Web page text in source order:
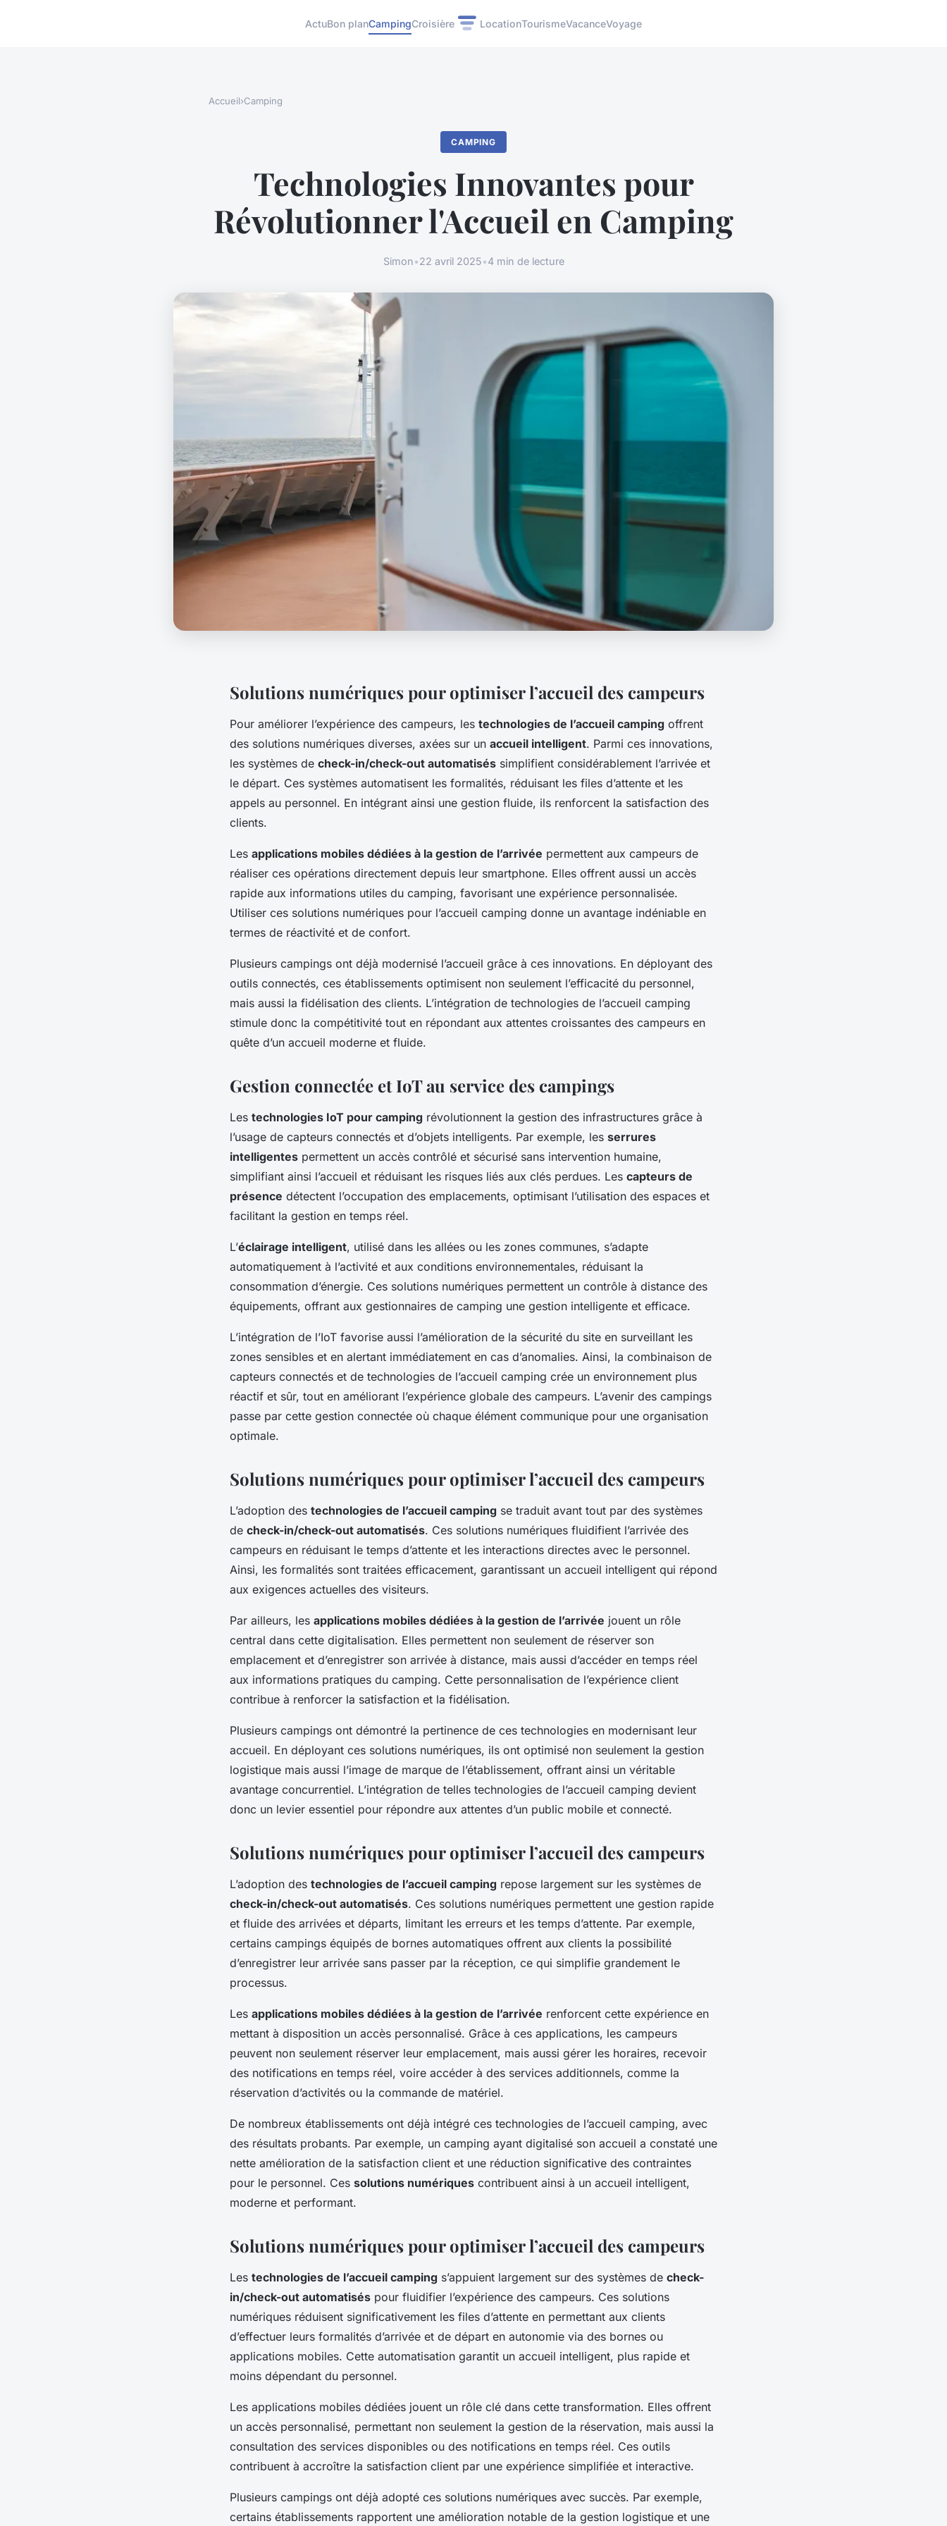
ActuBon planCampingCroisière LocationTourismeVacanceVoyage
Accueil›Camping
CAMPING
Technologies Innovantes pour
Révolutionner l'Accueil en Camping
Simon•22 avril 2025•4 min de lecture
Solutions numériques pour optimiser l’accueil des campeurs
Pour améliorer l’expérience des campeurs, les technologies de l’accueil camping offrent
des solutions numériques diverses, axées sur un accueil intelligent. Parmi ces innovations,
les systèmes de check-in/check-out automatisés simplifient considérablement l’arrivée et
le départ. Ces systèmes automatisent les formalités, réduisant les files d’attente et les
appels au personnel. En intégrant ainsi une gestion fluide, ils renforcent la satisfaction des
clients.
Les applications mobiles dédiées à la gestion de l’arrivée permettent aux campeurs de
réaliser ces opérations directement depuis leur smartphone. Elles offrent aussi un accès
rapide aux informations utiles du camping, favorisant une expérience personnalisée.
Utiliser ces solutions numériques pour l’accueil camping donne un avantage indéniable en
termes de réactivité et de confort.
Plusieurs campings ont déjà modernisé l’accueil grâce à ces innovations. En déployant des
outils connectés, ces établissements optimisent non seulement l’efficacité du personnel,
mais aussi la fidélisation des clients. L’intégration de technologies de l’accueil camping
stimule donc la compétitivité tout en répondant aux attentes croissantes des campeurs en
quête d’un accueil moderne et fluide.
Gestion connectée et IoT au service des campings
Les technologies IoT pour camping révolutionnent la gestion des infrastructures grâce à
l’usage de capteurs connectés et d’objets intelligents. Par exemple, les serrures
intelligentes permettent un accès contrôlé et sécurisé sans intervention humaine,
simplifiant ainsi l’accueil et réduisant les risques liés aux clés perdues. Les capteurs de
présence détectent l’occupation des emplacements, optimisant l’utilisation des espaces et
facilitant la gestion en temps réel.
L’éclairage intelligent, utilisé dans les allées ou les zones communes, s’adapte
automatiquement à l’activité et aux conditions environnementales, réduisant la
consommation d’énergie. Ces solutions numériques permettent un contrôle à distance des
équipements, offrant aux gestionnaires de camping une gestion intelligente et efficace.
L’intégration de l’IoT favorise aussi l’amélioration de la sécurité du site en surveillant les
zones sensibles et en alertant immédiatement en cas d’anomalies. Ainsi, la combinaison de
capteurs connectés et de technologies de l’accueil camping crée un environnement plus
réactif et sûr, tout en améliorant l’expérience globale des campeurs. L’avenir des campings
passe par cette gestion connectée où chaque élément communique pour une organisation
optimale.
Solutions numériques pour optimiser l’accueil des campeurs
L’adoption des technologies de l’accueil camping se traduit avant tout par des systèmes
de check-in/check-out automatisés. Ces solutions numériques fluidifient l’arrivée des
campeurs en réduisant le temps d’attente et les interactions directes avec le personnel.
Ainsi, les formalités sont traitées efficacement, garantissant un accueil intelligent qui répond
aux exigences actuelles des visiteurs.
Par ailleurs, les applications mobiles dédiées à la gestion de l’arrivée jouent un rôle
central dans cette digitalisation. Elles permettent non seulement de réserver son
emplacement et d’enregistrer son arrivée à distance, mais aussi d’accéder en temps réel
aux informations pratiques du camping. Cette personnalisation de l’expérience client
contribue à renforcer la satisfaction et la fidélisation.
Plusieurs campings ont démontré la pertinence de ces technologies en modernisant leur
accueil. En déployant ces solutions numériques, ils ont optimisé non seulement la gestion
logistique mais aussi l’image de marque de l’établissement, offrant ainsi un véritable
avantage concurrentiel. L’intégration de telles technologies de l’accueil camping devient
donc un levier essentiel pour répondre aux attentes d’un public mobile et connecté.
Solutions numériques pour optimiser l’accueil des campeurs
L’adoption des technologies de l’accueil camping repose largement sur les systèmes de
check-in/check-out automatisés. Ces solutions numériques permettent une gestion rapide
et fluide des arrivées et départs, limitant les erreurs et les temps d’attente. Par exemple,
certains campings équipés de bornes automatiques offrent aux clients la possibilité
d’enregistrer leur arrivée sans passer par la réception, ce qui simplifie grandement le
processus.
Les applications mobiles dédiées à la gestion de l’arrivée renforcent cette expérience en
mettant à disposition un accès personnalisé. Grâce à ces applications, les campeurs
peuvent non seulement réserver leur emplacement, mais aussi gérer les horaires, recevoir
des notifications en temps réel, voire accéder à des services additionnels, comme la
réservation d’activités ou la commande de matériel.
De nombreux établissements ont déjà intégré ces technologies de l’accueil camping, avec
des résultats probants. Par exemple, un camping ayant digitalisé son accueil a constaté une
nette amélioration de la satisfaction client et une réduction significative des contraintes
pour le personnel. Ces solutions numériques contribuent ainsi à un accueil intelligent,
moderne et performant.
Solutions numériques pour optimiser l’accueil des campeurs
Les technologies de l’accueil camping s’appuient largement sur des systèmes de check-
in/check-out automatisés pour fluidifier l’expérience des campeurs. Ces solutions
numériques réduisent significativement les files d’attente en permettant aux clients
d’effectuer leurs formalités d’arrivée et de départ en autonomie via des bornes ou
applications mobiles. Cette automatisation garantit un accueil intelligent, plus rapide et
moins dépendant du personnel.
Les applications mobiles dédiées jouent un rôle clé dans cette transformation. Elles offrent
un accès personnalisé, permettant non seulement la gestion de la réservation, mais aussi la
consultation des services disponibles ou des notifications en temps réel. Ces outils
contribuent à accroître la satisfaction client par une expérience simplifiée et interactive.
Plusieurs campings ont déjà adopté ces solutions numériques avec succès. Par exemple,
certains établissements rapportent une amélioration notable de la gestion logistique et une